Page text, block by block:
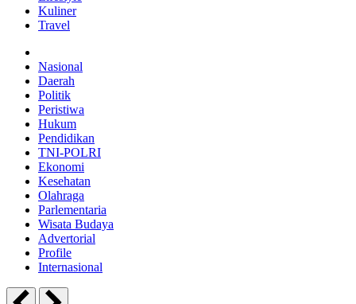
Kuliner
Travel
Nasional
Daerah
Politik
Peristiwa
Hukum
Pendidikan
TNI-POLRI
Ekonomi
Kesehatan
Olahraga
Parlementaria
Wisata Budaya
Advertorial
Profile
Internasional